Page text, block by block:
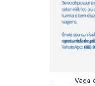
Vaga